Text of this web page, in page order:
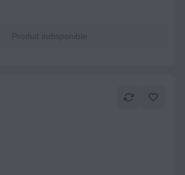
Produit indisponible